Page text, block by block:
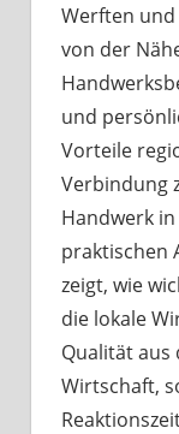
Werften
von der
und
Vorteile
Verbindung
Handwerk
praktischen
zeigt, wie
die lokale
Qualität aus
Wirtschaft,